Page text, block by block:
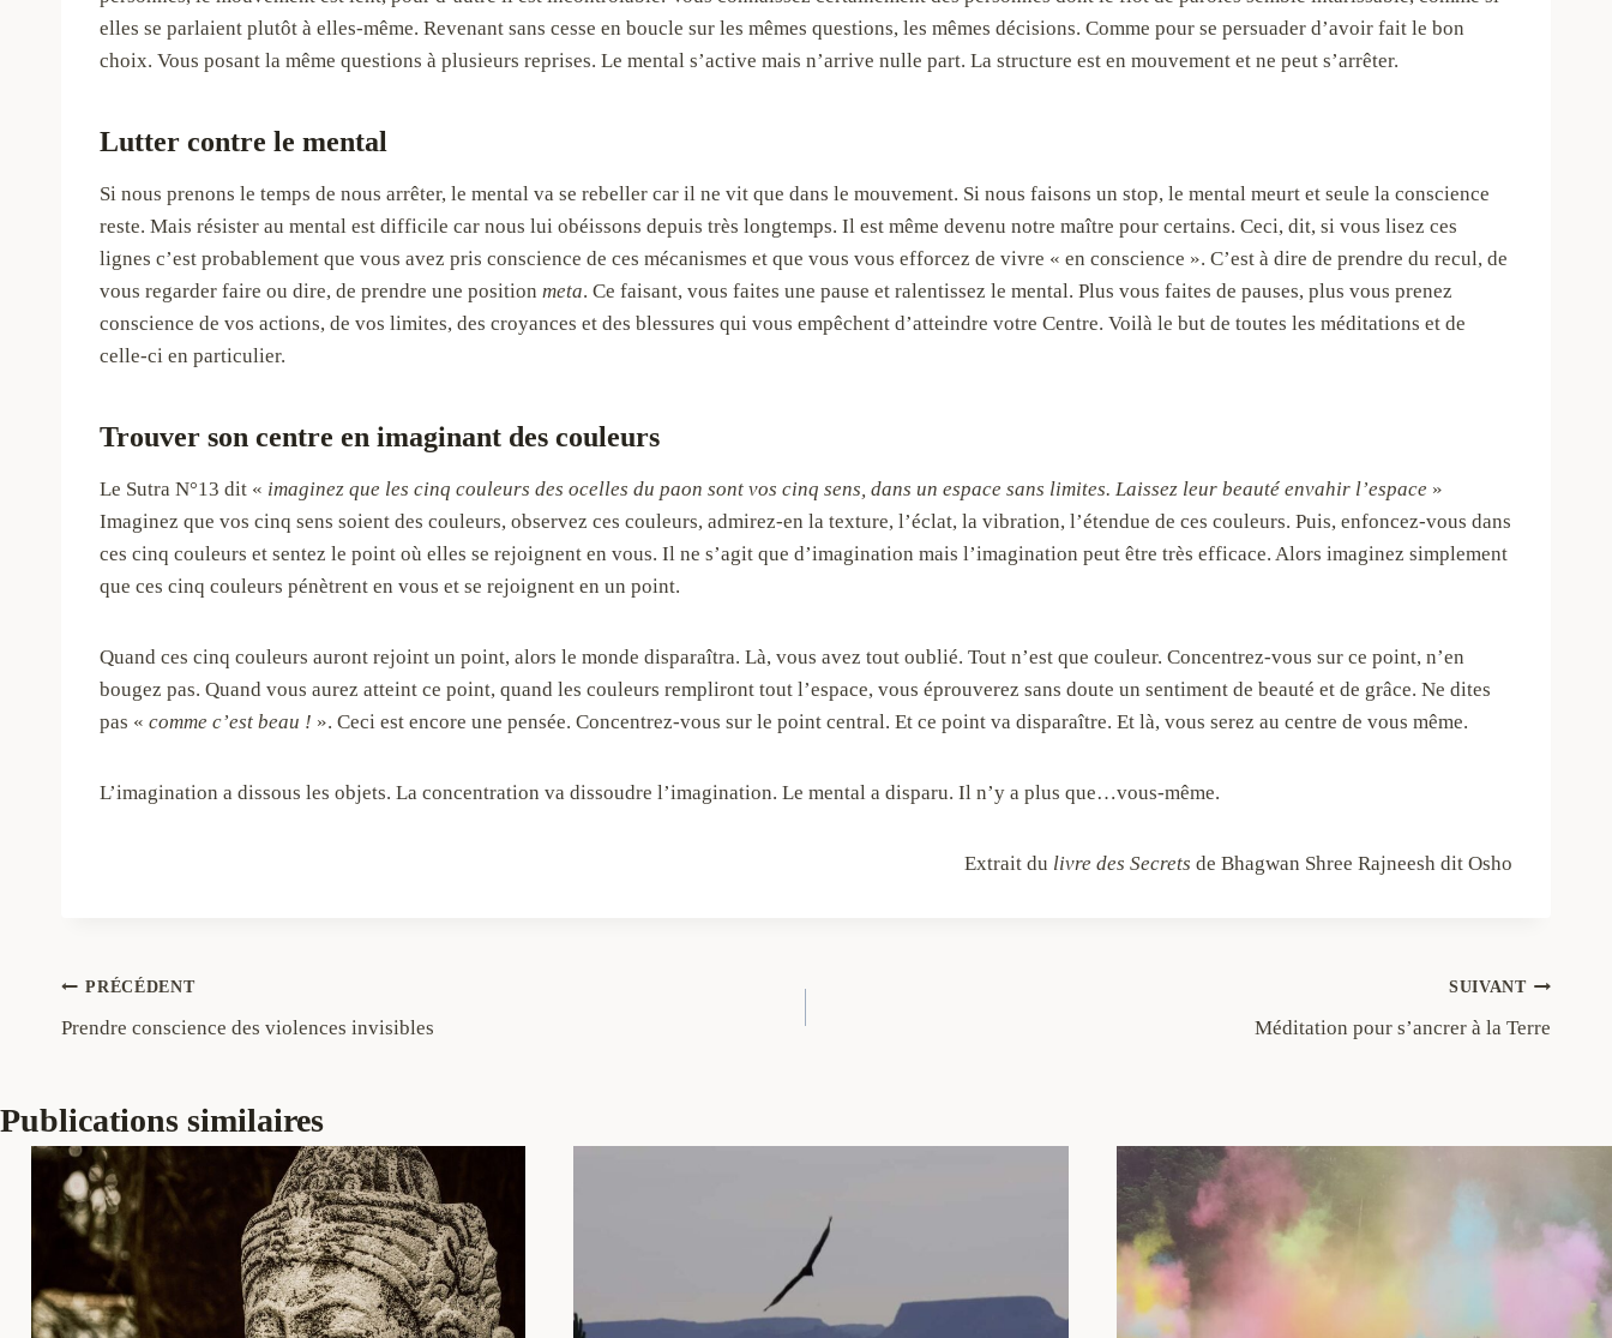
elles se parlaient plutôt à elles-même. Revenant sans cesse en boucle sur les mêmes questions, les mêmes décisions. Comme pour se persuader d’avoir fait le bon
choix. Vous posant la même questions à plusieurs reprises. Le mental s’active mais n’arrive nulle part. La structure est en mouvement et ne peut s’arrêter.
Lutter contre le mental
Si nous prenons le temps de nous arrêter, le mental va se rebeller car il ne vit que dans le mouvement. Si nous faisons un stop, le mental meurt et seule la conscience
reste. Mais résister au mental est difficile car nous lui obéissons depuis très longtemps. Il est même devenu notre maître pour certains. Ceci, dit, si vous lisez ces
lignes c’est probablement que vous avez pris conscience de ces mécanismes et que vous vous efforcez de vivre « en conscience ». C’est à dire de prendre du recul, de
vous regarder faire ou dire, de prendre une position meta. Ce faisant, vous faites une pause et ralentissez le mental. Plus vous faites de pauses, plus vous prenez
conscience de vos actions, de vos limites, des croyances et des blessures qui vous empêchent d’atteindre votre Centre. Voilà le but de toutes les méditations et de
celle-ci en particulier.
Trouver son centre en imaginant des couleurs
Le Sutra N°13 dit « imaginez que les cinq couleurs des ocelles du paon sont vos cinq sens, dans un espace sans limites. Laissez leur beauté envahir l’espace »
Imaginez que vos cinq sens soient des couleurs, observez ces couleurs, admirez-en la texture, l’éclat, la vibration, l’étendue de ces couleurs. Puis, enfoncez-vous dans
ces cinq couleurs et sentez le point où elles se rejoignent en vous. Il ne s’agit que d’imagination mais l’imagination peut être très efficace. Alors imaginez simplement
que ces cinq couleurs pénètrent en vous et se rejoignent en un point.
Quand ces cinq couleurs auront rejoint un point, alors le monde disparaîtra. Là, vous avez tout oublié. Tout n’est que couleur. Concentrez-vous sur ce point, n’en
bougez pas. Quand vous aurez atteint ce point, quand les couleurs rempliront tout l’espace, vous éprouverez sans doute un sentiment de beauté et de grâce. Ne dites
pas « comme c’est beau ! ». Ceci est encore une pensée. Concentrez-vous sur le point central. Et ce point va disparaître. Et là, vous serez au centre de vous même.
L’imagination a dissous les objets. La concentration va dissoudre l’imagination. Le mental a disparu. Il n’y a plus que…vous-même.
Extrait du livre des Secrets de Bhagwan Shree Rajneesh dit Osho
Navigation
de
PRÉCÉDENT
Prendre conscience des violences invisibles
SUIVANT
Méditation pour s’ancrer à la Terre
Publications similaires